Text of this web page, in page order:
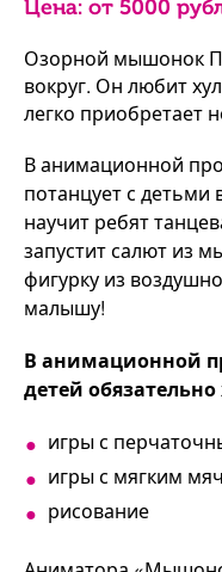
Цена: от 5000
Озорной мышонок
вокруг. Он любит
легко приобретает
В анимационной
потанцует с
научит ребят
запустит салют из
фигурку из
малышу!
В анимационной
детей
игры с
игры с мягким
рисование